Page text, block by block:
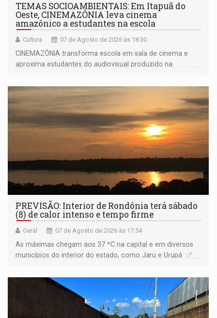
TEMAS SOCIOAMBIENTAIS: Em Itapuã do
Oeste, CINEMAZÔNIA leva cinema
amazônico a estudantes na escola
Cultura 07 de Agosto de 2026 às 18:30
CINEMAZÔNIA transforma escola em sala de cinema e
aproxima estudantes do audiovisual produzido na
PREVISÃO: Interior de Rondônia terá sábado
(8) de calor intenso e tempo firme
Geral 07 de Agosto de 2026 às 17:54
As máximas chegam aos 37 ºC na capital e em diversos
municípios do interior do estado, como Jaru e Urupá